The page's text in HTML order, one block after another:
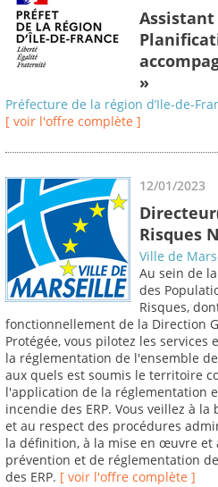
Assistant
»
Préfecture de la région d’Ile-de-
[ voir l'offre complète ]
12/01/2023
Risques
Ville de
Au sein de
des
Risques,
fonctionnellement de la Direction
Protégée, vous pilotez les services
la réglementation de l'ensemble
aux quels est soumis le territoire
l'application de la réglementation
incendie des ERP. Vous veillez à
et au respect des procédures
la définition, à la mise en œuvre
prévention et de réglementation
des ERP. [ voir l'offre complète ]